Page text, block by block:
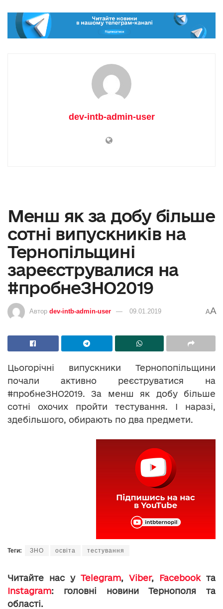
dev-intb-admin-user
Менш як за добу більше
сотні випускників на
Тернопільщині
зареєструвалися на
#пробнеЗНО2019
Автор dev-intb-admin-user 09.01.2019 AA
Цьогорічні випускники Тернопопільщини
почали активно реєструватися на
#пробнеЗНО2019. За менш як добу більше
сотні охочих пройти тестування. І наразі,
здебільшого, обирають по два предмети.
Теги: ЗНО освіта тестування
Читайте нас у Telegram, Viber, Facebookта
Instagram: головні новини Тернополя та
області.